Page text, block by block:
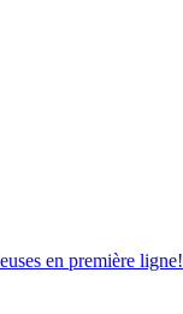
en première ligne!